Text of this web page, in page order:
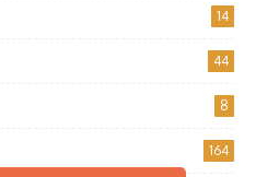
14
44
8
164